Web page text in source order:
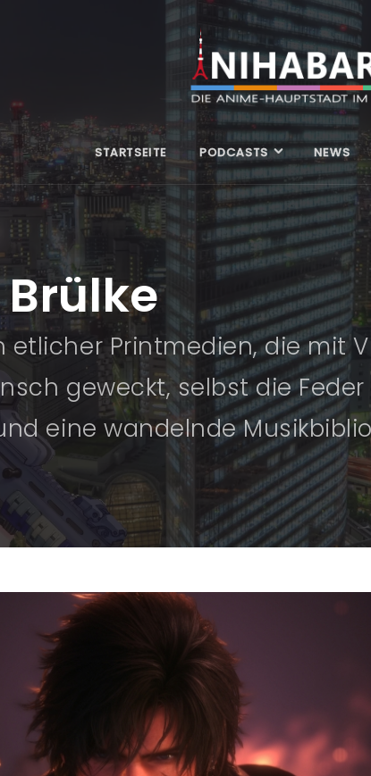
STARTSEITE PODCASTS NEWS
etlicher Printmedien, die mit
geweckt, selbst die
eine wandelnde